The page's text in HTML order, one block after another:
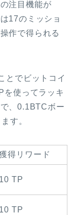
注目機能が
17のミッショ
作で得られる
でビットコイ
を使ってラッキ
、0.1BTCボー
す。
得リワード
10 TP
10 TP